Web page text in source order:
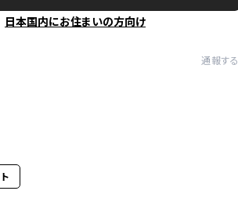
日本国内にお住まいの方向け
通報する